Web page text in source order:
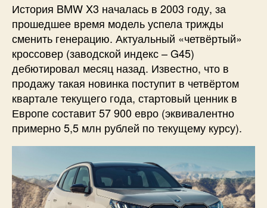
История BMW X3 началась в 2003 году, за
прошедшее время модель успела трижды
сменить генерацию. Актуальный «четвёртый»
кроссовер (заводской индекс – G45)
дебютировал месяц назад. Известно, что в
продажу такая новинка поступит в четвёртом
квартале текущего года, стартовый ценник в
Европе составит 57 900 евро (эквивалентно
примерно 5,5 млн рублей по текущему курсу).